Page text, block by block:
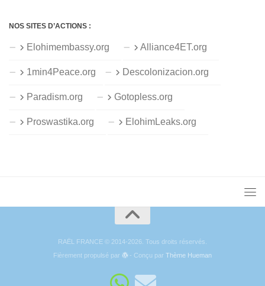
NOS SITES D’ACTIONS :
Elohimembassy.org Alliance4ET.org
1min4Peace.org Descolonizacion.org
Paradism.org Gotopless.org
Proswastika.org ElohimLeaks.org
RAËL FRANCE © 2014-2026. Tous droits réservés.
Fièrement propulsé par
- Conçu parThème Hueman